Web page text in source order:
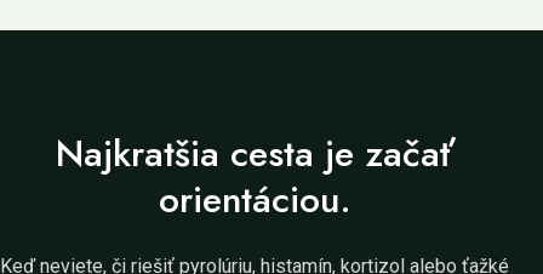
Najkratšia cesta je začať
orientáciou.
Keď neviete, či riešiť pyrolúriu, histamín, kortizol alebo ťažké